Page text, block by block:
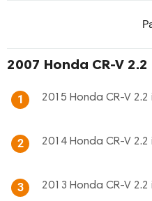
2007 Honda CR-V 2.2
1 2015 Honda CR-V 2.2
2 2014 Honda CR-V 2.2
3 2013 Honda CR-V 2.2